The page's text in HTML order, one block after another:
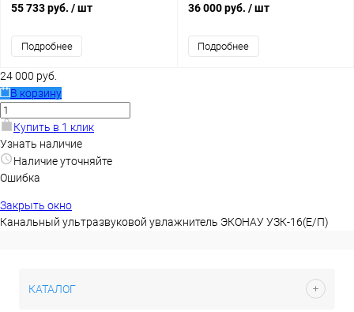
55 733 руб. / шт
Подробнее
36 000 руб. / шт
Подробнее
24 000 руб.
В корзину
Купить в 1 клик
Узнать наличие
Наличие уточняйте
Ошибка
Закрыть окно
Канальный ультразвуковой увлажнитель ЭКОНАУ УЗК-16(Е/П)
КАТАЛОГ